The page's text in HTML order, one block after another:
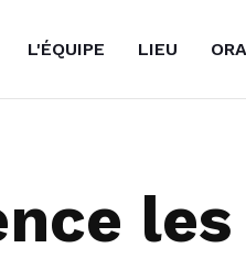
L'ÉQUIPE LIEU